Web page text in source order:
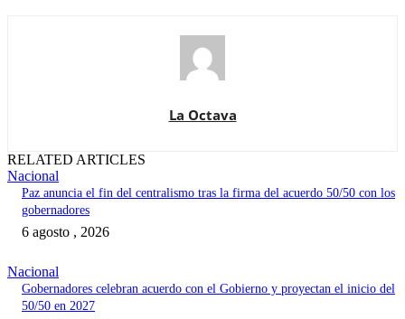
La Octava
RELATED ARTICLES
Nacional
Paz anuncia el fin del centralismo tras la firma del acuerdo 50/50 con los
gobernadores
6 agosto , 2026
Nacional
Gobernadores celebran acuerdo con el Gobierno y proyectan el inicio del
50/50 en 2027